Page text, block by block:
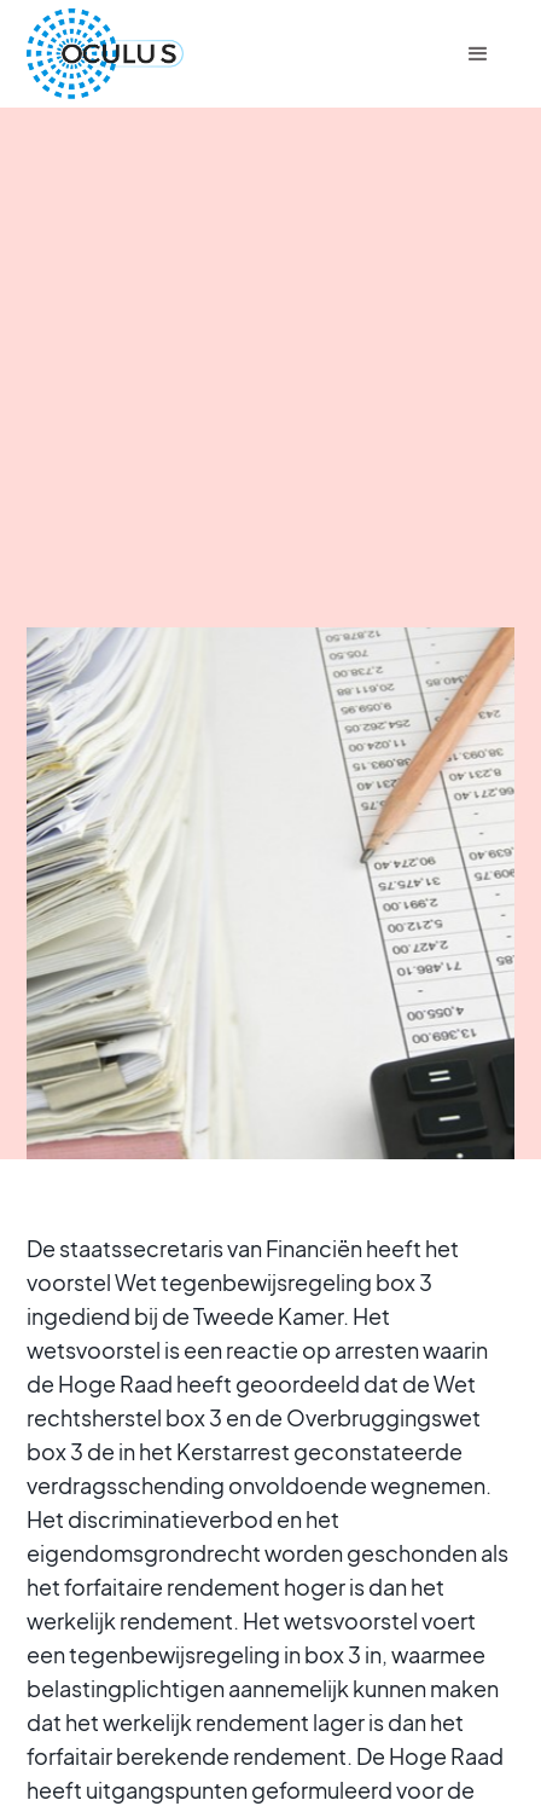
De staatssecretaris van Financiën heeft het
voorstel Wet tegenbewijsregeling box 3
ingediend bij de Tweede Kamer. Het
wetsvoorstel is een reactie op arresten waarin
de Hoge Raad heeft geoordeeld dat de Wet
rechtsherstel box 3 en de Overbruggingswet
box 3 de in het Kerstarrest geconstateerde
verdragsschending onvoldoende wegnemen.
Het discriminatieverbod en het
eigendomsgrondrecht worden geschonden als
het forfaitaire rendement hoger is dan het
werkelijk rendement. Het wetsvoorstel voert
een tegenbewijsregeling in box 3 in, waarmee
belastingplichtigen aannemelijk kunnen maken
dat het werkelijk rendement lager is dan het
forfaitair berekende rendement. De Hoge Raad
heeft uitgangspunten geformuleerd voor de